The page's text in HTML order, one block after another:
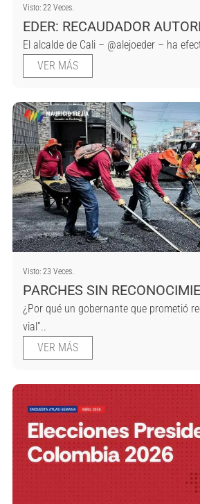
Visto: 22 Veces.
EDER: RECAUDADOR
El alcalde de Cali – @alejoeder – ha
VER MÁS
Visto: 23 Veces.
PARCHES SIN
¿Por qué un gobernante que prometió
vial”..
VER MÁS